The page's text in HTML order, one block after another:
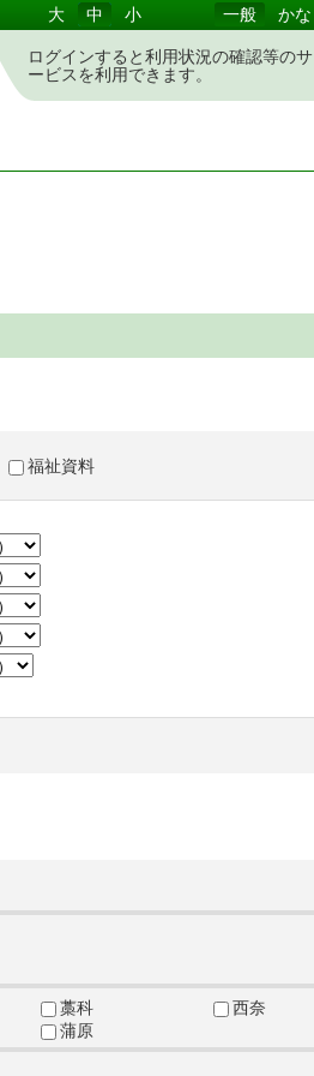
大 中 小 一般 かな
ログインすると利用状況の確認等のサ
ービスを利用できます。
福祉資料
藁科
西奈
蒲原